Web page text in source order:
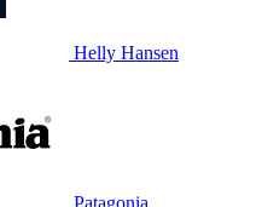
Helly Hansen
Patagonia